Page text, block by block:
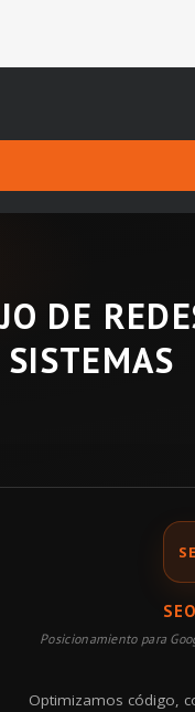
DE
Posicionamiento para
Optimizamos código,